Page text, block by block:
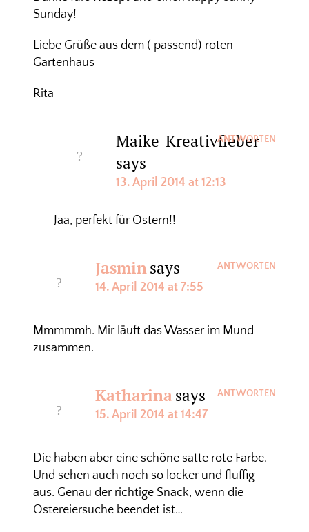
Sunday!
Liebe Grüße aus dem ( passend) roten
Gartenhaus
Rita
Maike_Kreativfieber
says
13. April 2014 at 12:13
Jaa, perfekt für Ostern!!
ANTWORTEN
Jasminsays
14. April 2014 at 7:55
Mmmmmh. Mir läuft das Wasser im Mund
zusammen.
ANTWORTEN
Katharinasays
15. April 2014 at 14:47
Die haben aber eine schöne satte rote Farbe.
Und sehen auch noch so locker und fluffig
aus. Genau der richtige Snack, wenn die
Ostereiersuche beendet ist…
ANTWORTEN